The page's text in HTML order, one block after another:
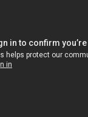
brzeszczotu
instalacyjne dł. x
kg INVERTER